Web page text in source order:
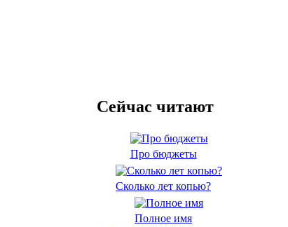
Сейчас читают
Про бюджеты
Сколько лет копью?
Полное имя